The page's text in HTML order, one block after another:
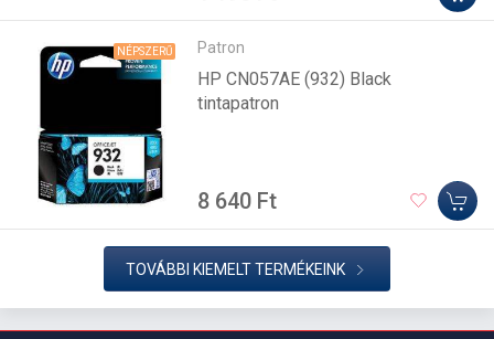
NÉPSZERŰ Patron
HP CN057AE (932) Black
tintapatron
8 640 Ft
TOVÁBBI KIEMELT TERMÉKEINK